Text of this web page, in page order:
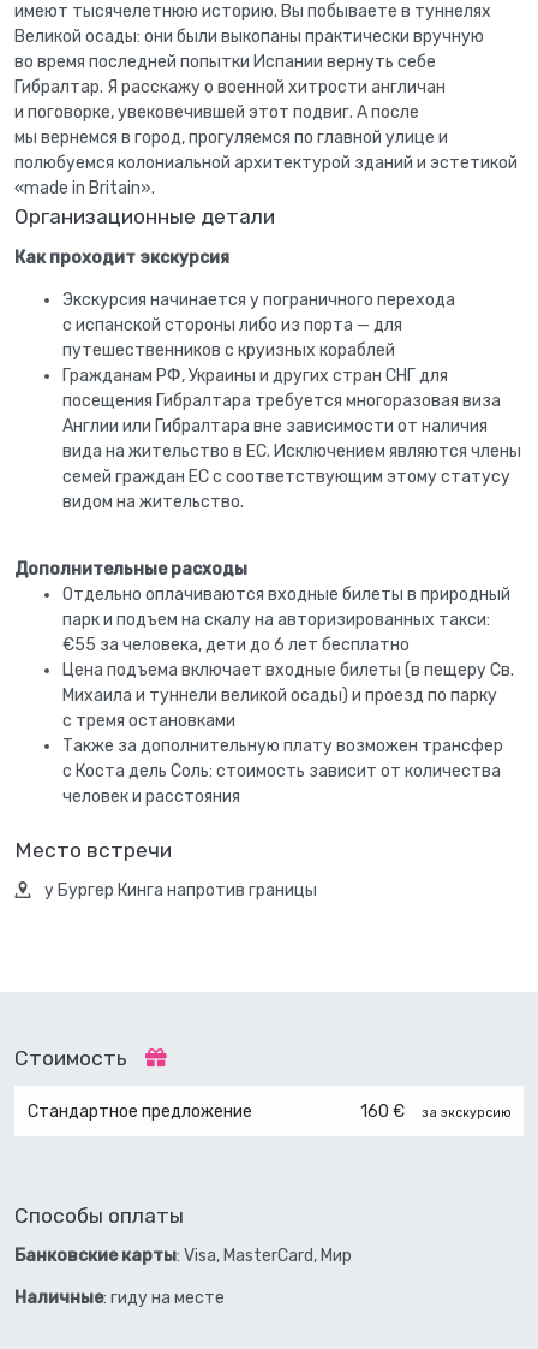
имеют тысячелетнюю историю. Вы побываете в туннелях
Великой осады: они были выкопаны практически вручную
во время последней попытки Испании вернуть себе
Гибралтар. Я расскажу о военной хитрости англичан
и поговорке, увековечившей этот подвиг. А после
мы вернемся в город, прогуляемся по главной улице и
полюбуемся колониальной архитектурой зданий и эстетикой
«made in Britain».
Организационные детали
Как проходит экскурсия
Экскурсия начинается у пограничного перехода
с испанской стороны либо из порта — для
путешественников с круизных кораблей
Гражданам РФ, Украины и других стран СНГ для
посещения Гибралтара требуется многоразовая виза
Англии или Гибралтара вне зависимости от наличия
вида на жительство в ЕС. Исключением являются члены
семей граждан ЕС с соответствующим этому статусу
видом на жительство.
Дополнительные расходы
Отдельно оплачиваются входные билеты в природный
парк и подъем на скалу на авторизированных такси:
€55 за человека, дети до 6 лет бесплатно
Цена подъема включает входные билеты (в пещеру Св.
Михаила и туннели великой осады) и проезд по парку
с тремя остановками
Также за дополнительную плату возможен трансфер
с Коста дель Соль: стоимость зависит от количества
человек и расстояния
Место встречи
у Бургер Кинга напротив границы
Стоимость
Стандартное предложение 160 € за экскурсию
Способы оплаты
Банковские карты: Visa, MasterCard, Мир
Наличные: гиду на месте